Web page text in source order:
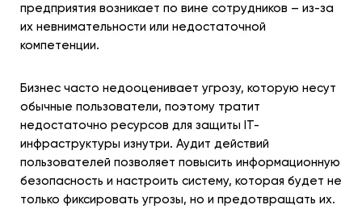
предприятия возникает по вине сотрудников – из-за
их невнимательности или недостаточной
компетенции.
Бизнес часто недооценивает угрозу, которую несут
обычные пользователи, поэтому тратит
недостаточно ресурсов для защиты IT-
инфраструктуры изнутри. Аудит действий
пользователей позволяет повысить информационную
безопасность и настроить систему, которая будет не
только фиксировать угрозы, но и предотвращать их.